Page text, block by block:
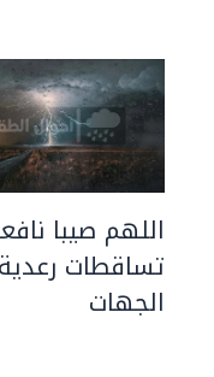
اللهم صيبا
تساقطات
الجهات